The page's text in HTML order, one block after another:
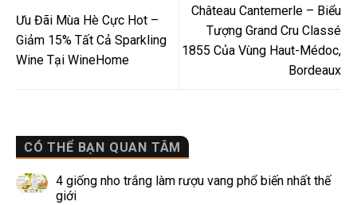
CÓ THỂ BẠN QUAN TÂM
4 giống nho trắng làm rượu vang phổ biến nhất thế
giới
Ưu Đãi Mùa Hè Cực Hot –
Giảm 15% Tất Cả Sparkling
Wine Tại WineHome
Château Cantemerle – Biểu
Tượng Grand Cru Classé
1855 Của Vùng Haut-Médoc,
Bordeaux